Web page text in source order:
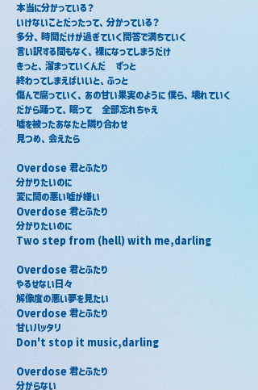
本当に分かっている？
いけないことだったって、分かっている？
多分、時間だけが過ぎていく問答で満ちていく
言い訳する間もなく、裸になってしまうだけ
きっと、溜まっていくんだ　ずっと
終わってしまえばいいと、ふっと
傷んで腐っていく、あの甘い果実のように 僕ら、壊れていく
だから踊って、眠って　全部忘れちゃえ
嘘を被ったあなたと隣り合わせ
見つめ、会えたら
Overdose 君とふたり
分かりたいのに
変に間の悪い嘘が嫌い
Overdose 君とふたり
分かりたいのに
Two step from (hell) with me,darling
Overdose 君とふたり
やるせない日々
解像度の悪い夢を見たい
Overdose 君とふたり
甘いハッタリ
Don't stop it music,darling
Overdose 君とふたり
分からない